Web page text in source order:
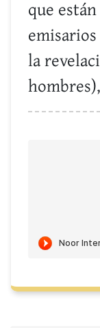
que
la
hombres),